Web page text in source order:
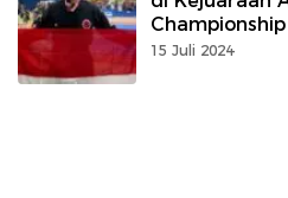
15 Juli 2024